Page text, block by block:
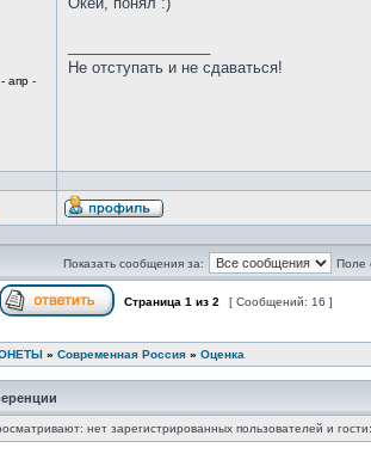
апр -
Не отступать и не сдаваться!
Показать сообщения за: Поле
Страница 1 из 2 [ Сообщений: 16 ]
» Современная Россия » Оценка
нет зарегистрированных пользователей и